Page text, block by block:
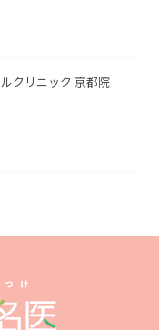
クリニック 京都院